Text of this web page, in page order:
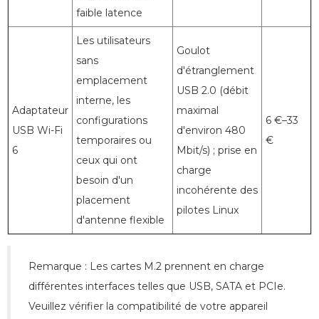
faible latence
Adaptateur
USB Wi-Fi
6
Les utilisateurs
sans
emplacement
interne, les
configurations
temporaires ou
ceux qui ont
besoin d'un
placement
d'antenne flexible
Goulot
d'étranglement
USB 2.0 (débit
maximal
d'environ 480
Mbit/s) ; prise en
charge
incohérente des
pilotes Linux
6 €–33
€
Remarque : Les cartes M.2 prennent en charge
différentes interfaces telles que USB, SATA et PCIe.
Veuillez vérifier la compatibilité de votre appareil